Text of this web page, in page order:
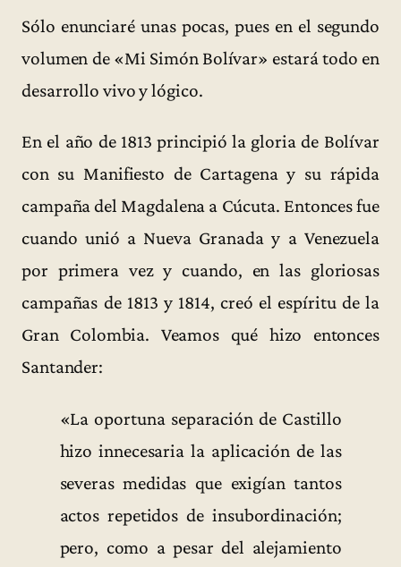
Sólo enunciaré unas pocas, pues en el segundo
volumen de «Mi Simón Bolívar» estará todo en
desarrollo vivo y lógico.
En el año de 1813 principió la gloria de Bolívar
con su Manifiesto de Cartagena y su rápida
campaña del Magdalena a Cúcuta. Entonces fue
cuando unió a Nueva Granada y a Venezuela
por primera vez y cuando, en las gloriosas
campañas de 1813 y 1814, creó el espíritu de la
Gran Colombia. Veamos qué hizo entonces
Santander:
«La oportuna separación de Castillo
hizo innecesaria la aplicación de las
severas medidas que exigían tantos
actos repetidos de insubordinación;
pero, como a pesar del alejamiento